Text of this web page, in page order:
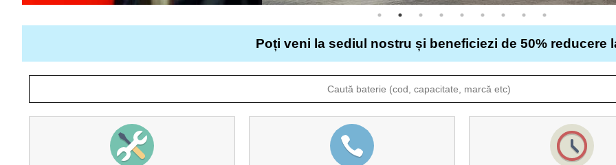
Poți veni la sediul nostru și beneficiezi de 50% reducere